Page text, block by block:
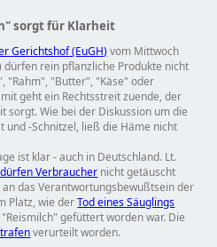
sorgt für Klarheit
Gerichtshof (EuGH)vom Mittwoch
dürfen rein pflanzliche Produkte nicht
, Rahm , Butter , Käse oder
geht ein Rechtsstreit zuende, der
sorgt. Wie bei der Diskussion um die
und -Schnitzel, ließ die Häme nicht
ist klar - auch in Deutschland. Lt.
Verbraucher nicht getäuscht
das Verantwortungsbewußtsein der
Platz, wie derTod eines Säuglings
Reismilch gefüttert worden war. Die
verurteilt worden.